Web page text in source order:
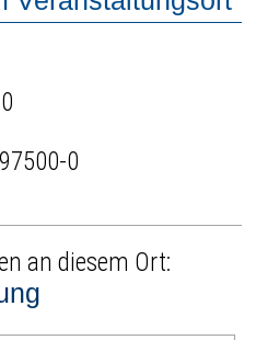
0
an diesem Ort: